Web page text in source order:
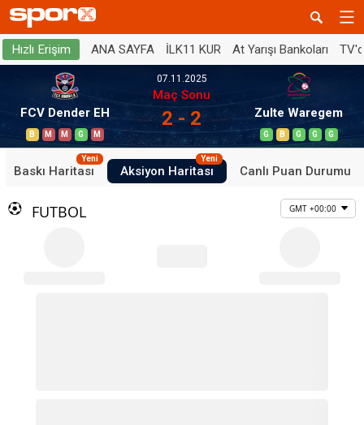
Hızlı Erişim ANA SAYFA İLK11 KUR At Yarışı Bankoları
FCV Dender EH
B M M G M
07.11.2025
Maç Sonu
2 - 2 Zulte Waregem
G B G G G
Baskı Haritası
Yeni
Aksiyon Haritası
Yeni
Canlı Puan Durumu
FUTBOL GMT +00:00